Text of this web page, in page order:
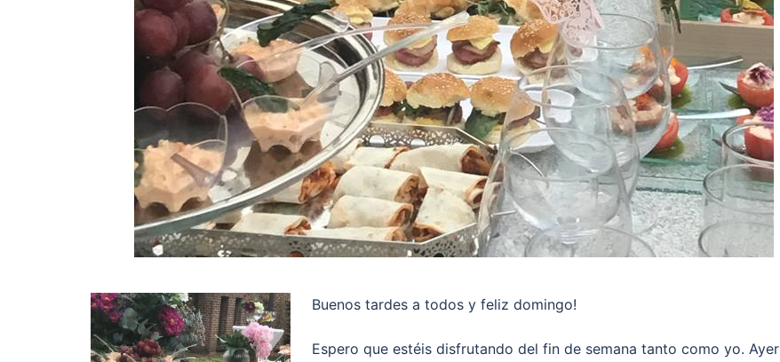
Buenos tardes a todos y feliz domingo!
Espero que estéis disfrutando del fin de semana tanto como yo. Ayer